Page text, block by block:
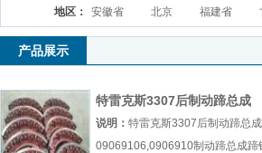
地区： 安徽省 北京 福建省
产品展示
特雷克斯3307后制动蹄总成
09069106,0906910
说明： 特雷克斯3307后制动蹄总成
09069106,0906910制动蹄总成蹄